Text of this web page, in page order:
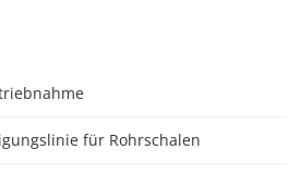
für Rohrschalen